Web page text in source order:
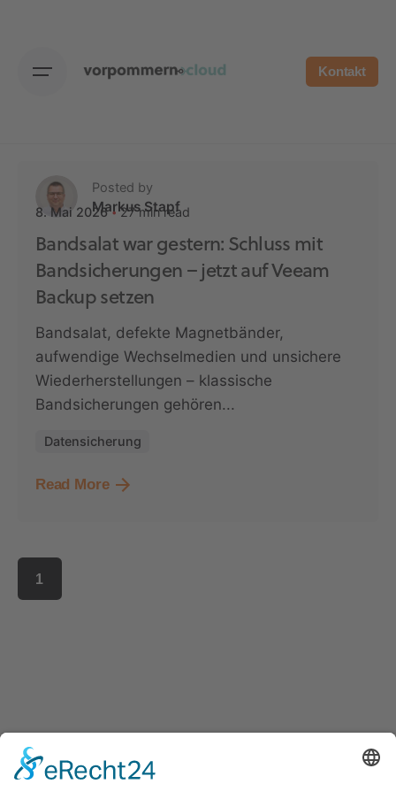
Kontakt
Posted by
Markus Stapf
8. Mai 2026 27 min read
Bandsalat war gestern: Schluss mit
Bandsicherungen – jetzt auf Veeam
Backup setzen
Bandsalat, defekte Magnetbänder,
aufwendige Wechselmedien und unsichere
Wiederherstellungen – klassische
Bandsicherungen gehören...
Datensicherung
Read More
1